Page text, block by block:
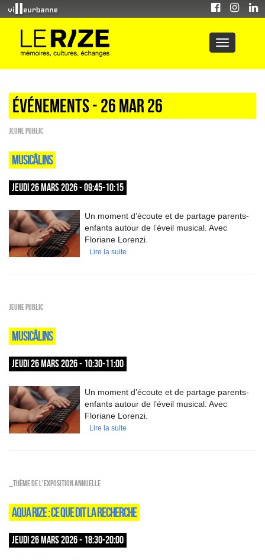
Événements - 26 Mar 26
Jeune public
MUSICÂLINS
JEUDI 26 MARS 2026 - 09:45-10:15
Un moment d’écoute et de partage parents-
enfants autour de l’éveil musical. Avec
Floriane Lorenzi.
Lire la suite
Jeune public
MUSICÂLINS
JEUDI 26 MARS 2026 - 10:30-11:00
Un moment d’écoute et de partage parents-
enfants autour de l’éveil musical. Avec
Floriane Lorenzi.
Lire la suite
_Thème de l'exposition annuelle
AQUA RIZE : CE QUE DIT LA RECHERCHE
JEUDI 26 MARS 2026 - 18:30-20:00